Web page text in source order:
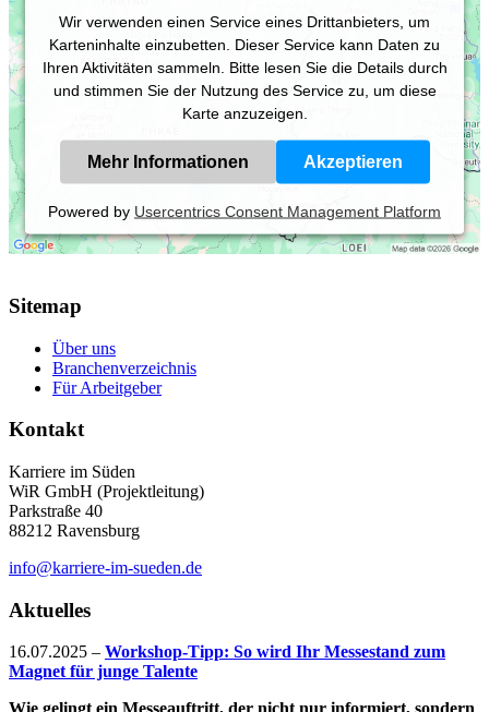
Wir verwenden einen Service eines Drittanbieters, um
Karteninhalte einzubetten. Dieser Service kann Daten zu
Ihren Aktivitäten sammeln. Bitte lesen Sie die Details durch
und stimmen Sie der Nutzung des Service zu, um diese
Karte anzuzeigen.
Mehr Informationen Akzeptieren
Powered by Usercentrics Consent Management Platform
Sitemap
Über uns
Branchenverzeichnis
Für Arbeitgeber
Kontakt
Karriere im Süden
WiR GmbH (Projektleitung)
Parkstraße 40
88212 Ravensburg
info@karriere-im-sueden.de
Aktuelles
16.07.2025 – Workshop-Tipp: So wird Ihr Messestand zum
Magnet für junge Talente